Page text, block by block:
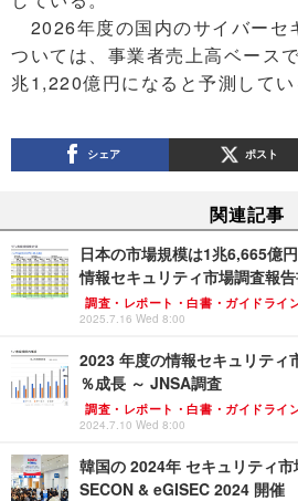
2026年度の国内のサイバーセ
ついては、事業者売上高ベース
兆1,220億円になると予測してい
シェア ポスト
関連記事
日本の市場規模は1兆6,665億
情報セキュリティ市場調査報告
調査・レポート・白書・ガイドライ
2025.7.16 Wed 8:00
2023 年度の情報セキュリティ
％成長 ～ JNSA調査
調査・レポート・白書・ガイドライ
2024.7.10 Wed 8:00
韓国の 2024年 セキュリティ
SECON & eGISEC 2024 開催